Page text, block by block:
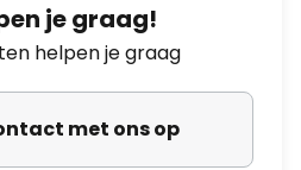
je graag!
helpen je graag
met ons op